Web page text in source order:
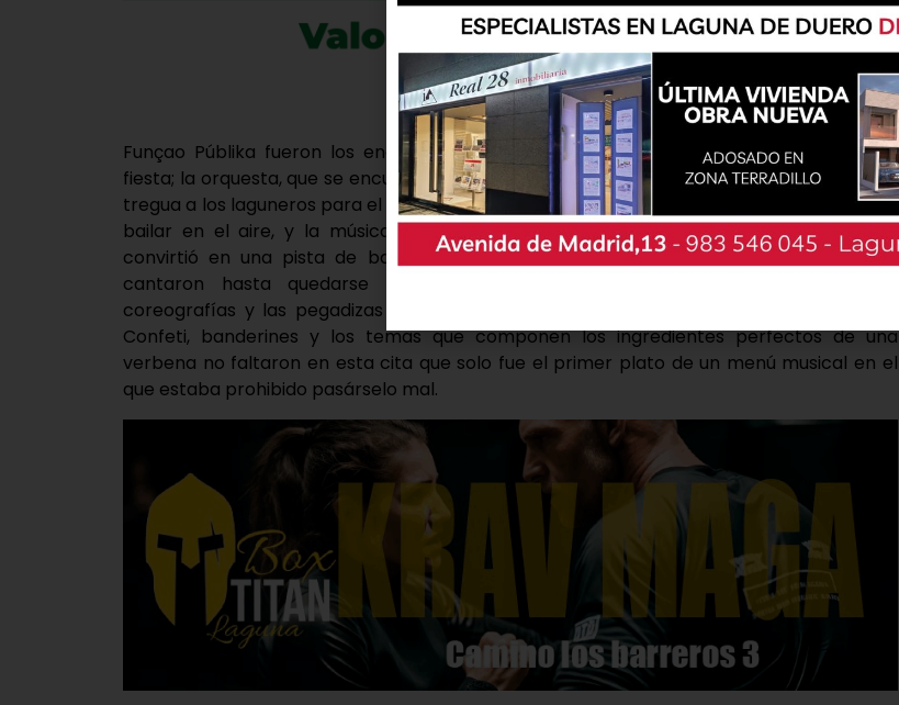
Funçao Públika fueron los encargados de poner los primeros acordes a la noche de
fiesta; la orquesta, que se encuentra en los primeros puestos del ranking nacional, no dio
tregua a los laguneros para el descanso, pues desde que las primeras luces empezaran a
bailar en el aire, y la música envolviera a los presentes, el parque de Valladolid se
convirtió en una pista de baile en la que vecinos y visitantes saltaron, brincaron y
cantaron hasta quedarse afónicos durante varias horas, contagiados por las
coreografías y las pegadizas canciones que en el escenario se estaban produciendo.
Confeti, banderines y los temas que componen los ingredientes perfectos de una
verbena no faltaron en esta cita que solo fue el primer plato de un menú musical en el
que estaba prohibido pasárselo mal.